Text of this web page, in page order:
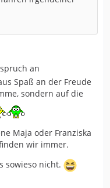
an
Spaß an der Freude
sondern auf die
Maja oder Franziska
wir immer.
sowieso nicht.